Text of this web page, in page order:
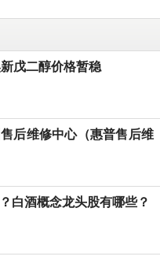
戊二醇价格暂稳
后维修中心（惠普售后维
白酒概念龙头股有哪些？